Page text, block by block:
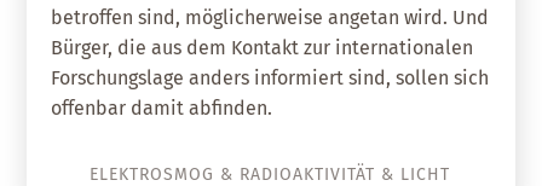
betroffen sind, möglicherweise angetan wird. Und
Bürger, die aus dem Kontakt zur internationalen
Forschungslage anders informiert sind, sollen sich
offenbar damit abfinden.
ELEKTROSMOG & RADIOAKTIVITÄT & LICHT